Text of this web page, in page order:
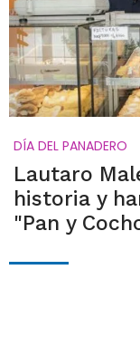
DÍA DEL PANADERO
Lautaro
historia y
"Pan y